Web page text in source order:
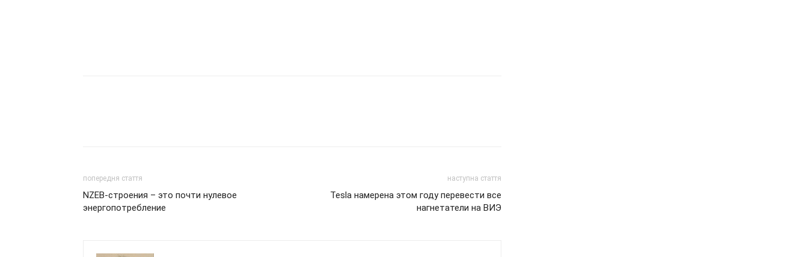
попередня стаття
NZEB-строения – это почти нулевое
энергопотребление
наступна стаття
Tesla намерена этом году перевести все
нагнетатели на ВИЭ